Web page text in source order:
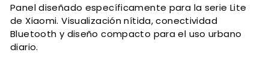
Panel diseñado específicamente para la serie Lite
de Xiaomi. Visualización nítida, conectividad
Bluetooth y diseño compacto para el uso urbano
diario.